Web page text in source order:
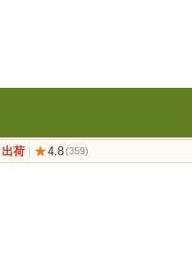
出荷 | ★4.8 (359)